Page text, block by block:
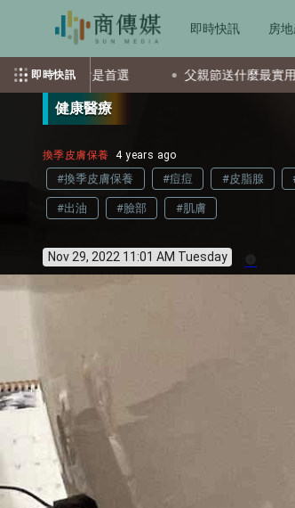
即時快訊 房
即時快訊
選 父親節送什麼最實用？從聚餐、運動到
健康醫療
換季皮膚保養 4 years ago
#換季皮膚保養 #痘痘 #皮脂腺
#出油 #臉部 #肌膚
Nov 29, 2022 11:01 AM Tuesday